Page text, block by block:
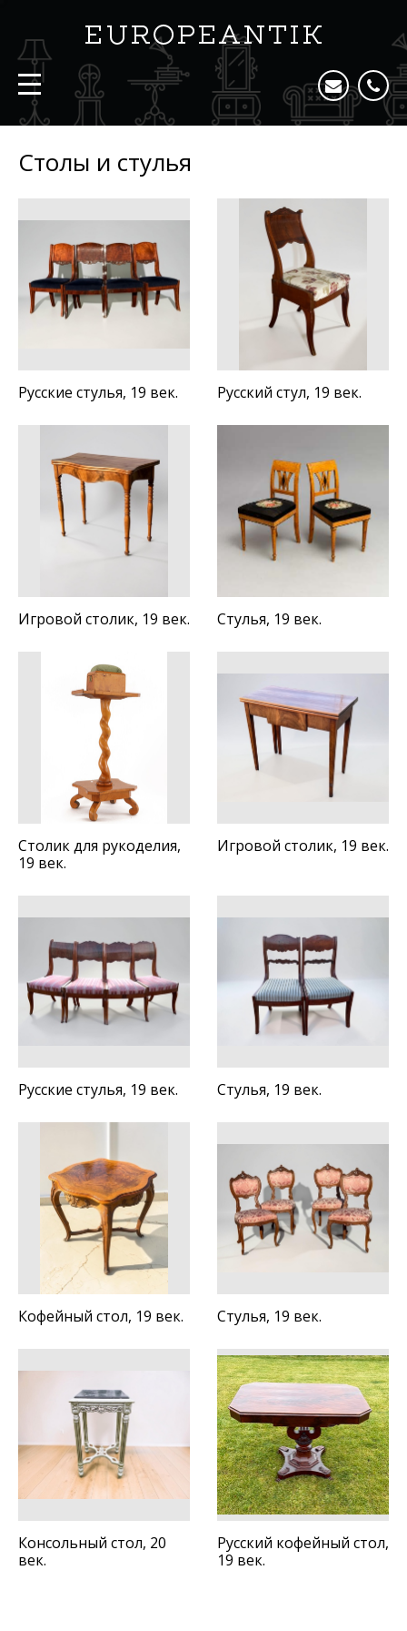
Столы и стулья
Русские стулья, 19 век. Русский стул, 19 век.
Игровой столик, 19 век. Стулья, 19 век.
Столик для рукоделия,
19 век.
Игровой столик, 19 век.
Русские стулья, 19 век. Стулья, 19 век.
Кофейный стол, 19 век. Стулья, 19 век.
Консольный стол, 20
век.
Русский кофейный стол,
19 век.